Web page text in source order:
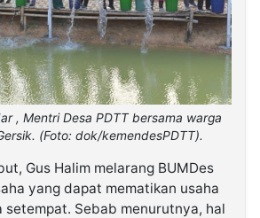
, Mentri Desa PDTT bersama warga
(Foto: dok/kemendesPDTT).
Gus Halim melarang BUMDes
yang dapat mematikan usaha
setempat. Sebab menurutnya, hal